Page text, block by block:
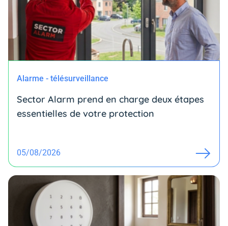
Alarme - télésurveillance
Sector Alarm prend en charge deux étapes
essentielles de votre protection
05/08/2026